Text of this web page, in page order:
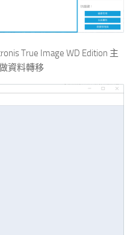
True Image WD Edition 主
資料轉移